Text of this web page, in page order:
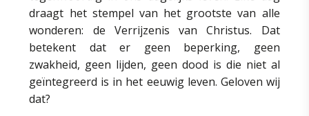
draagt het stempel van het grootste van alle
wonderen: de Verrijzenis van Christus. Dat
betekent dat er geen beperking, geen
zwakheid, geen lijden, geen dood is die niet al
geïntegreerd is in het eeuwig leven. Geloven wij
dat?